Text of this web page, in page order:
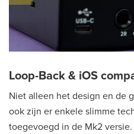
Loop-Back & iOS
Niet alleen het design en de
ook zijn er enkele slimme
toegevoegd in de Mk2